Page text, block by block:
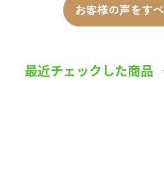
お客様の声をす
最近チェックした商品